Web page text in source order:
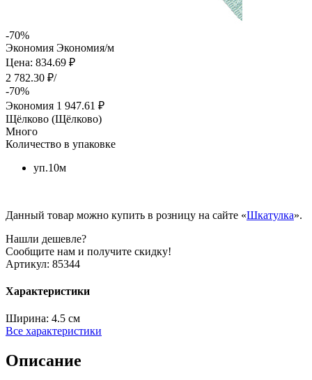
-70%
Экономия Экономия/м
Цена: 834.69 ₽
2 782.30 ₽/
-70%
Экономия 1 947.61 ₽
Щёлково (Щёлково)
Много
Количество в упаковке
уп.10м
Данный товар можно купить в розницу на сайте «Шкатулка».
Нашли дешевле?
Сообщите нам и получите скидку!
Артикул: 85344
Характеристики
Ширина: 4.5 см
Все характеристики
Описание